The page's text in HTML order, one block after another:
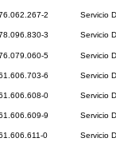
2 Servicio
3 Servicio
5 Servicio
6 Servicio
0 Servicio
9 Servicio
0 Servicio